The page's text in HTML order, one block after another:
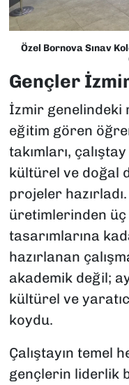
Özel Bornova Sınav
Gençler
İzmir genelindeki
eğitim gören
takımları,
kültürel ve doğal
projeler
üretimlerinden
tasarımlarına
hazırlanan
akademik değil;
kültürel ve
koydu.
Çalıştayın temel
gençlerin liderlik